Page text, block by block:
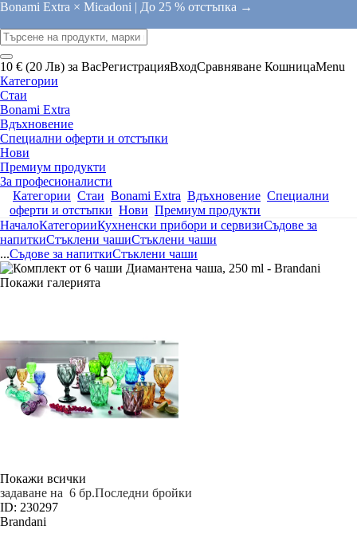
Bonami Extra × Micadoni | До 25 % отстъпка →
10 € (20 Лв) за ВасРегистрацияВходСравняване КошницаMenu
Категории
Стаи
Bonami Extra
Вдъхновение
Специални оферти и отстъпки
Нови
Премиум продукти
За професионалисти
Категории Стаи Bonami Extra Вдъхновение Специални
оферти и отстъпки Нови Премиум продукти
НачалоКатегорииКухненски прибори и сервизиСъдове за
напиткиСтъклени чашиСтъклени чаши
...Съдове за напиткиСтъклени чаши
Покажи галерията
Покажи всички
задаване на 6 бр.Последни бройки
ID: 230297
Brandani